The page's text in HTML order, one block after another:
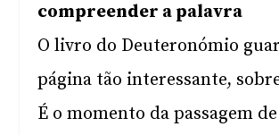
compreender a palavra
O livro do Deuteronómio
página tão interessante,
É o momento da passagem de